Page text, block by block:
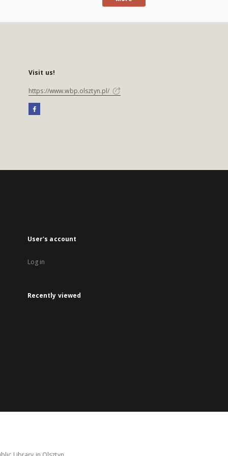
Visit us!
https://www.wbp.olsztyn.pl/
User's account
Log in
Recently viewed